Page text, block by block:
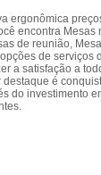
ergonômica
encontra Mesas
de reunião,
de serviços
a satisfação a
é
do investimento